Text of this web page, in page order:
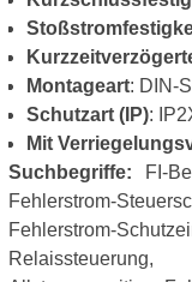
Montageart: DIN-
Schutzart (IP):
Mit
Suchbegriffe: FI-
Fehlerstrom-
Fehlerstrom-
Relaissteuerung,